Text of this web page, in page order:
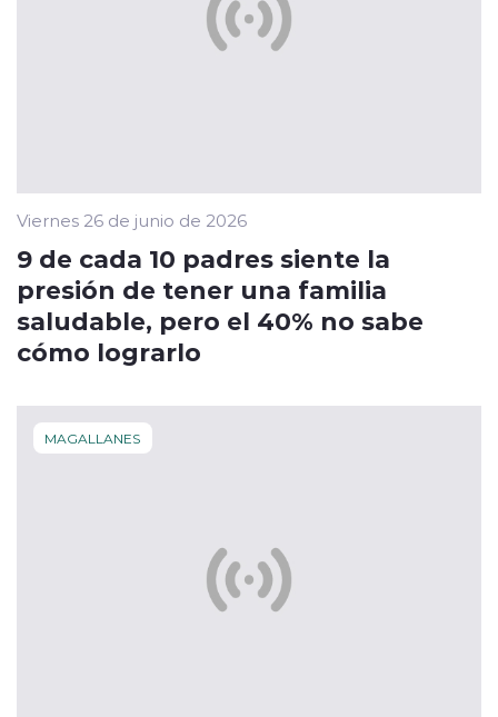
Viernes 26 de junio de 2026
9 de cada 10 padres siente la
presión de tener una familia
saludable, pero el 40% no sabe
cómo lograrlo
MAGALLANES